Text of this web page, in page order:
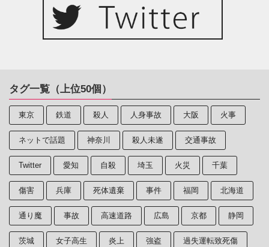
タグ一覧（上位50個）
東京 鉄道 殺人 人身事故 大阪 火事
ネットで話題 神奈川 殺人未遂 交通事故
Twitter 愛知 自殺 埼玉 火災 千葉
傷害 兵庫 死体遺棄 事件 福岡 北海道
通り魔 事故 高速道路 広島 京都 静岡
茨城 女子高生 炎上 強盗 過失運転致死傷